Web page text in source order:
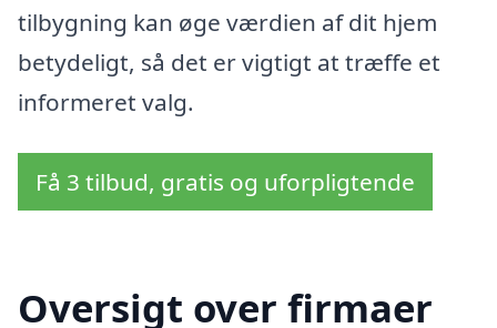
tilbygning kan øge værdien af dit hjem
betydeligt, så det er vigtigt at træffe et
informeret valg.
Få 3 tilbud, gratis og uforpligtende
Oversigt over firmaer